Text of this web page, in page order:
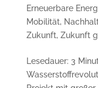
Erneuerbare
Mobilität,
Zukunft, Zukunft
Lesedauer: 3